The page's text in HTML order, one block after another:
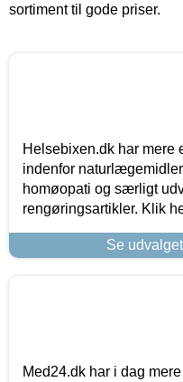
sortiment til gode priser.
Helsebixen.dk har mere
indenfor
homøopati og særligt
rengøringsartikler. Klik
Se
Med24.dk har i dag